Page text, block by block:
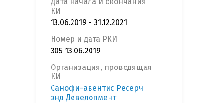
Дата начала и окончания
КИ
13.06.2019 - 31.12.2021
Номер и дата РКИ
305 13.06.2019
Организация, проводящая
КИ
Санофи-авентис Ресерч
энд Девелопмент